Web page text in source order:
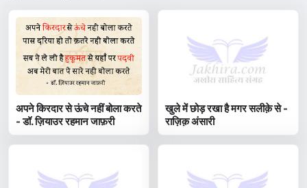
अपने किरदार से ऊंचे नहीं बोला करते
- डॉ. ज़ियाउर रहमान जाफ़री
खुले में छोड़ रखा है मगर सलीक़े से -
राज़िक़ अंसारी